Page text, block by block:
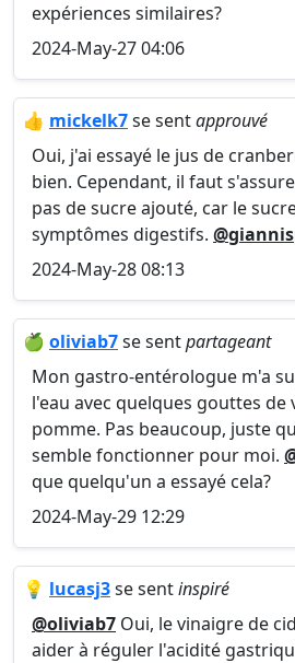
expériences similaires?
2024-May-27 04:06
👍 mickelk7se sentapprouvé
Oui, j'ai essayé le jus de
bien. Cependant, il faut
pas de sucre ajouté, car le
symptômes digestifs.
2024-May-28 08:13
🍏 oliviab7se sentpartageant
Mon gastro-entérologue m'a
l'eau avec quelques gouttes de
pomme. Pas beaucoup, juste
semble fonctionner pour moi.
que quelqu'un a essayé cela?
2024-May-29 12:29
💡 lucasj3se sentinspiré
@oliviab7 Oui, le vinaigre de
aider à réguler l'acidité